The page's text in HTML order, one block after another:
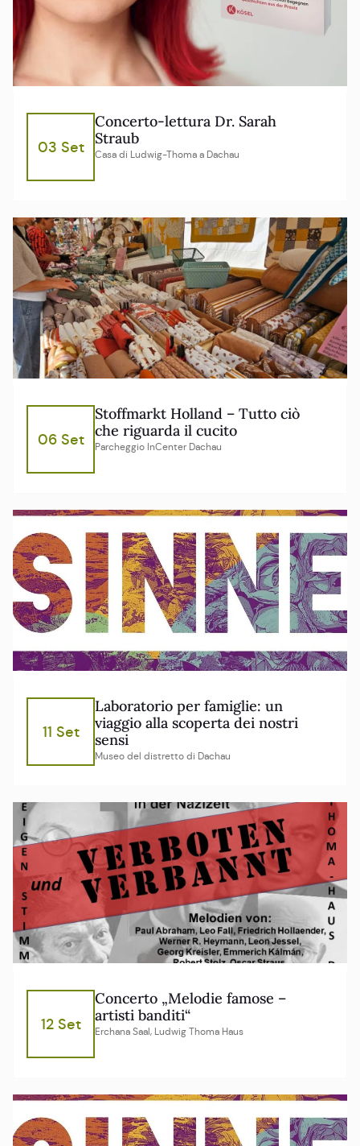
03 Set
Concerto-lettura Dr. Sarah
Straub
Casa di Ludwig-Thoma a Dachau
06 Set
Stoffmarkt Holland – Tutto ciò
che riguarda il cucito
Parcheggio InCenter Dachau
11 Set
Laboratorio per famiglie: un
viaggio alla scoperta dei nostri
sensi
Museo del distretto di Dachau
12 Set
Concerto „Melodie famose –
artisti banditi“
Erchana Saal, Ludwig Thoma Haus